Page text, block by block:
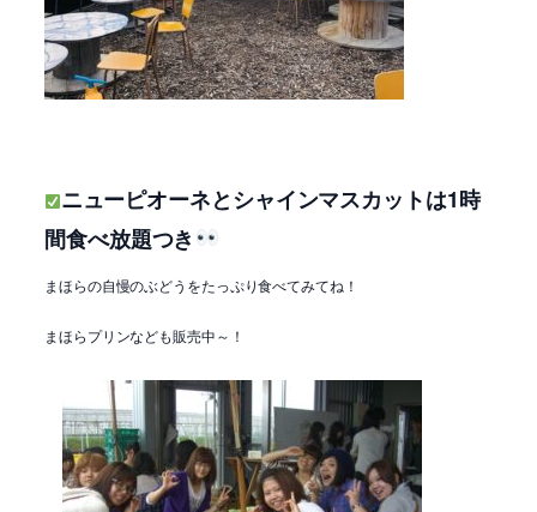
ニューピオーネとシャインマスカットは1時
間食べ放題つき
まほらの自慢のぶどうをたっぷり食べてみてね！
まほらプリンなども販売中～！